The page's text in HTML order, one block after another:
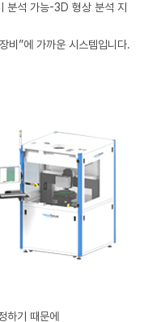
분석 가능-3D 형상 분석 지
비”에 가까운 시스템입니다.
하기 때문에